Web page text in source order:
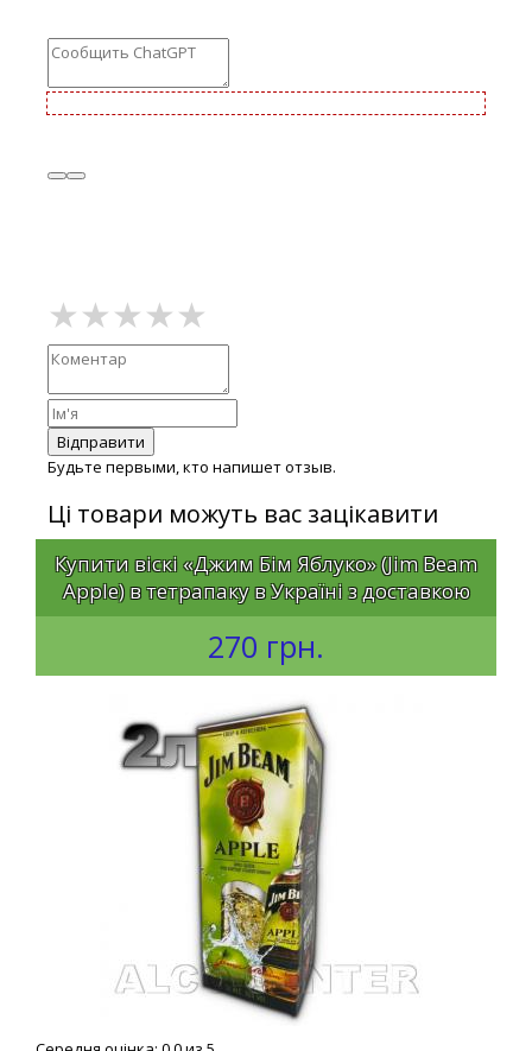
Відправити
Будьте первыми, кто напишет отзыв.
Ці товари можуть вас зацікавити
Купити віскі «Джим Бім Яблуко» (Jim Beam
Apple) в тетрапаку в Україні з доставкою
270 грн.